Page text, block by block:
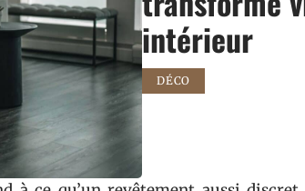
intérieur
DÉCO